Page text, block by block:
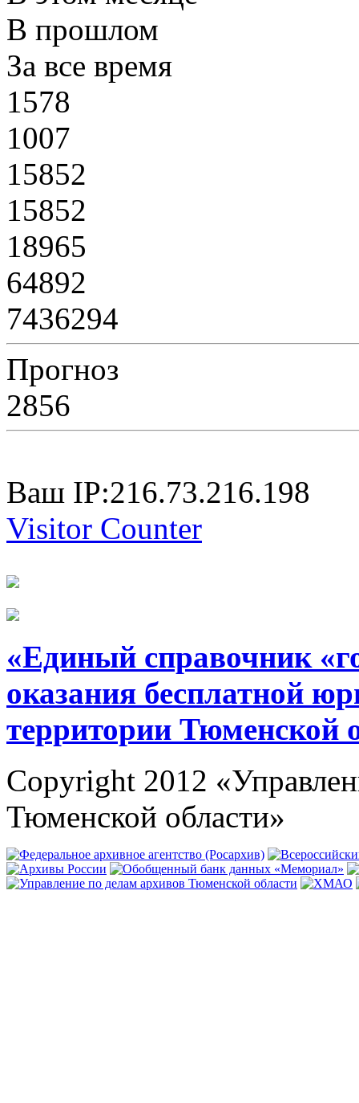
В прошлом
За все время
1578
1007
15852
15852
18965
64892
7436294
Прогноз
2856
Ваш IP:216.73.216.198
Visitor Counter
«Единый справочник
оказания бесплатной
территории Тюменской
Copyright 2012
Тюменской области»